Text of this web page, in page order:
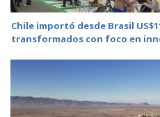
Chile importó desde Brasil
transformados con foco en